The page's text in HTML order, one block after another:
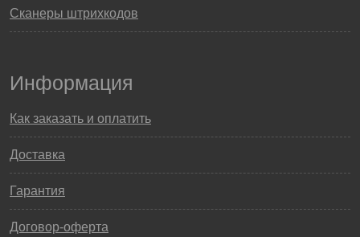
Сканеры штрихкодов
Информация
Как заказать и оплатить
Доставка
Гарантия
Договор-оферта